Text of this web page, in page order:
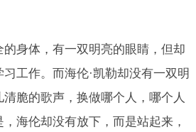
身体，有一双明亮的眼睛，但却
工作。而海伦·凯勒却没有一双明
脆的歌声，换做哪个人，哪个人
海伦却没有放下，而是站起来，